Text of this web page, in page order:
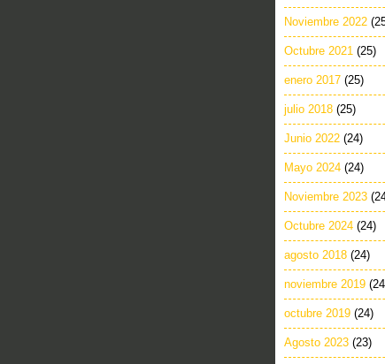
Noviembre 2022
Octubre 2021 (25)
enero 2017 (25)
julio 2018 (25)
Junio 2022 (24)
Mayo 2024 (24)
Noviembre 2023
Octubre 2024 (24)
agosto 2018 (24)
noviembre 2019
octubre 2019 (24)
Agosto 2023 (23)